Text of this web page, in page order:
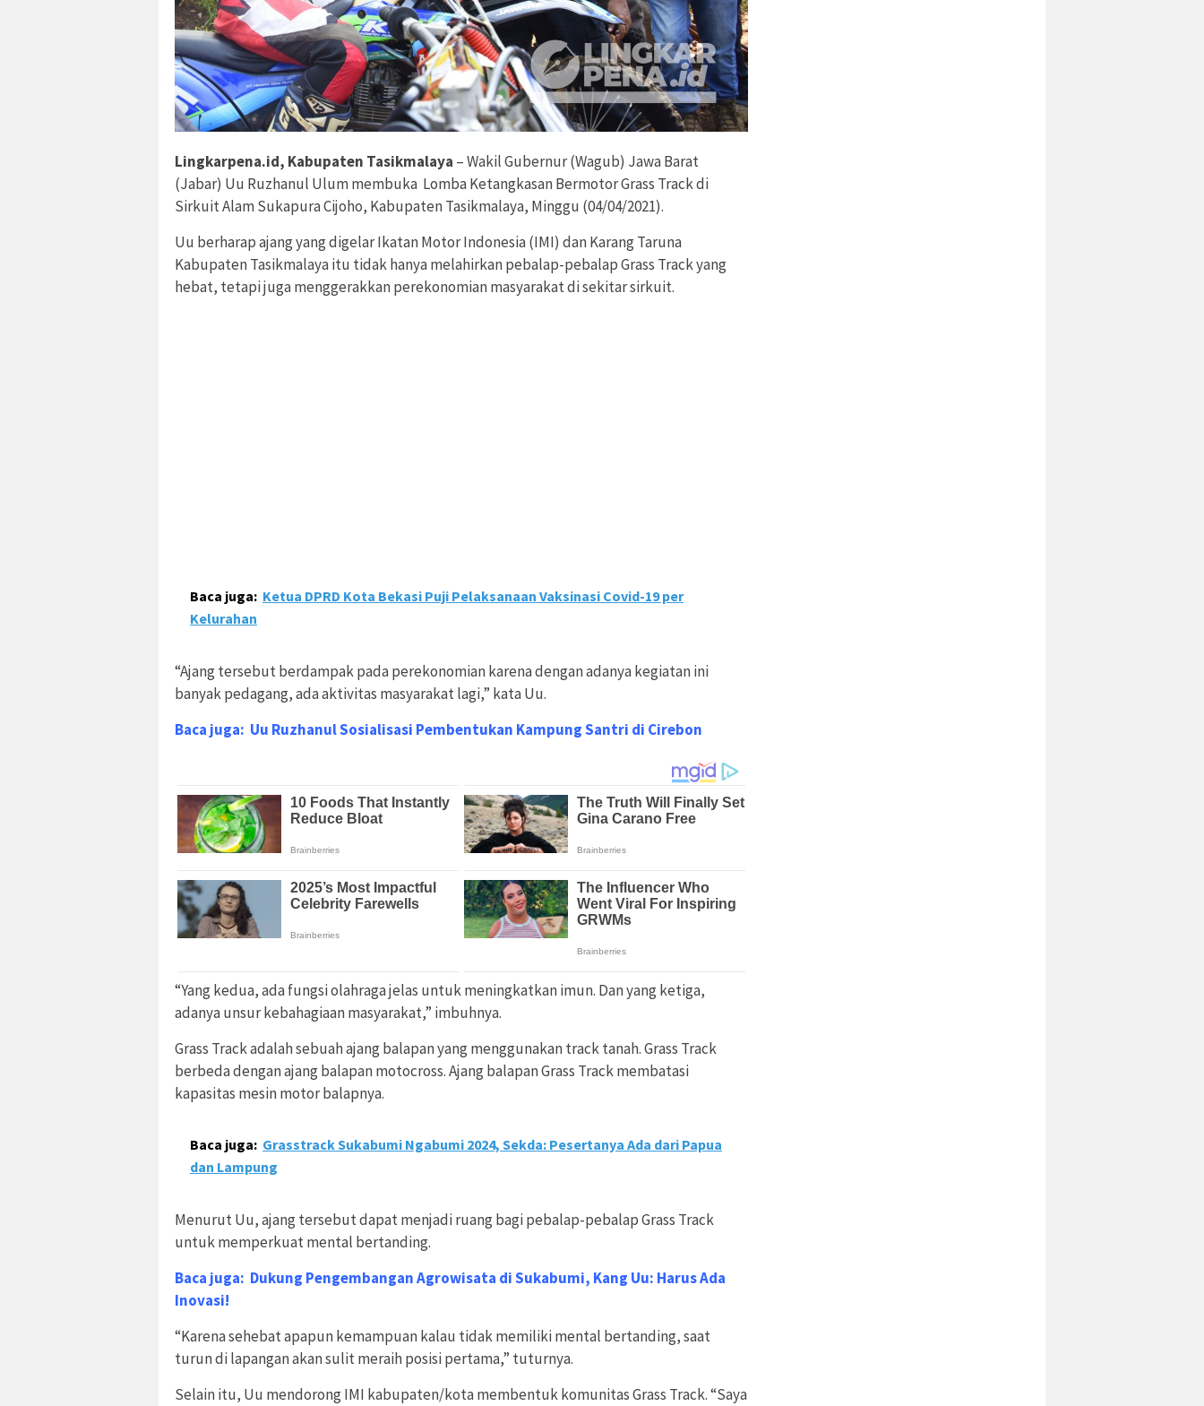
Lingkarpena.id, Kabupaten Tasikmalaya – Wakil Gubernur (Wagub) Jawa Barat
(Jabar) Uu Ruzhanul Ulum membuka Lomba Ketangkasan Bermotor Grass Track di
Sirkuit Alam Sukapura Cijoho, Kabupaten Tasikmalaya, Minggu (04/04/2021).
Uu berharap ajang yang digelar Ikatan Motor Indonesia (IMI) dan Karang Taruna
Kabupaten Tasikmalaya itu tidak hanya melahirkan pebalap-pebalap Grass Track yang
hebat, tetapi juga menggerakkan perekonomian masyarakat di sekitar sirkuit.
Baca juga: Ketua DPRD Kota Bekasi Puji Pelaksanaan Vaksinasi Covid-19 per
Kelurahan
“Ajang tersebut berdampak pada perekonomian karena dengan adanya kegiatan ini
banyak pedagang, ada aktivitas masyarakat lagi,” kata Uu.
Baca juga: Uu Ruzhanul Sosialisasi Pembentukan Kampung Santri di Cirebon
“Yang kedua, ada fungsi olahraga jelas untuk meningkatkan imun. Dan yang ketiga,
adanya unsur kebahagiaan masyarakat,” imbuhnya.
Grass Track adalah sebuah ajang balapan yang menggunakan track tanah. Grass Track
berbeda dengan ajang balapan motocross. Ajang balapan Grass Track membatasi
kapasitas mesin motor balapnya.
Baca juga: Grasstrack Sukabumi Ngabumi 2024, Sekda: Pesertanya Ada dari Papua
dan Lampung
Menurut Uu, ajang tersebut dapat menjadi ruang bagi pebalap-pebalap Grass Track
untuk memperkuat mental bertanding.
Baca juga: Dukung Pengembangan Agrowisata di Sukabumi, Kang Uu: Harus Ada
Inovasi!
“Karena sehebat apapun kemampuan kalau tidak memiliki mental bertanding, saat
turun di lapangan akan sulit meraih posisi pertama,” tuturnya.
Selain itu, Uu mendorong IMI kabupaten/kota membentuk komunitas Grass Track. “Saya